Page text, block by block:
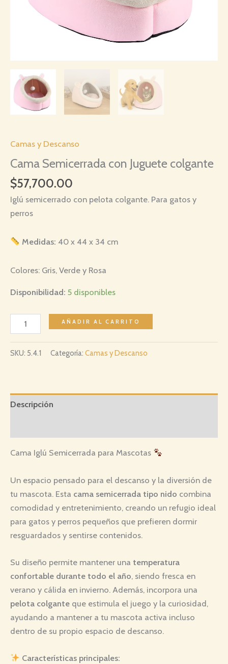
Camas y Descanso
Cama Semicerrada con Juguete colgante
$57,700.00
Iglú semicerrado con pelota colgante. Para gatos y
perros
Medidas: 40 x 44 x 34 cm
Colores: Gris, Verde y Rosa
Disponibilidad: 5 disponibles
Cama
Semicerrada
AÑADIR AL CARRITO
SKU: 5.4.1 Categoría: Camas y Descanso
Descripción
Cama Iglú Semicerrada para Mascotas
Un espacio pensado para el descanso y la diversión de
tu mascota. Esta cama semicerrada tipo nido combina
comodidad y entretenimiento, creando un refugio ideal
para gatos y perros pequeños que prefieren dormir
resguardados y sentirse contenidos.
Su diseño permite mantener una temperatura
confortable durante todo el año, siendo fresca en
verano y cálida en invierno. Además, incorpora una
pelota colgante que estimula el juego y la curiosidad,
ayudando a mantener a tu mascota activa incluso
dentro de su propio espacio de descanso.
Características principales: